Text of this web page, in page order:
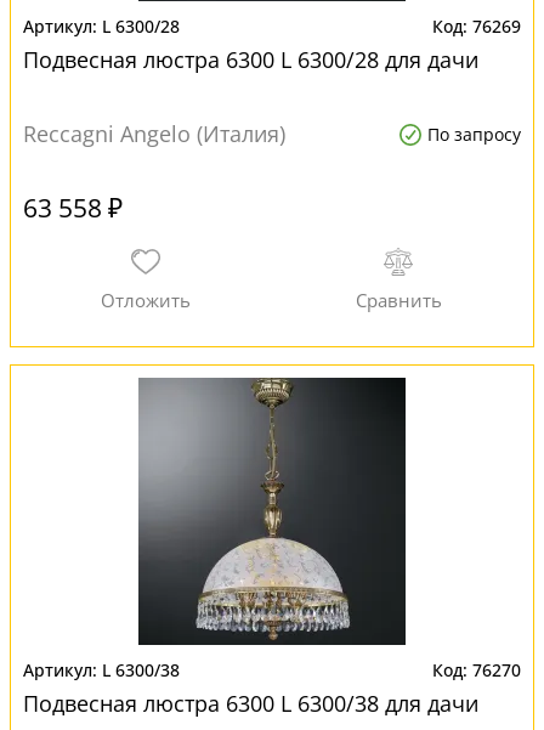
L 6300/28 76269
Подвесная люстра 6300 L 6300/28 для дачи
Reccagni Angelo (Италия) По запросу
63 558 ₽
L 6300/38 76270
Подвесная люстра 6300 L 6300/38 для дачи